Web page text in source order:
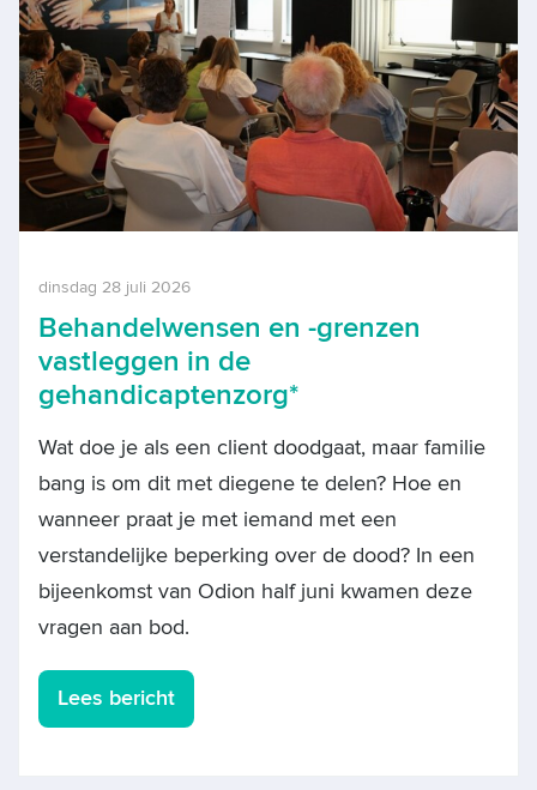
dinsdag 28 juli 2026
Behandelwensen en -grenzen
vastleggen in de
gehandicaptenzorg*
Wat doe je als een client doodgaat, maar familie
bang is om dit met diegene te delen? Hoe en
wanneer praat je met iemand met een
verstandelijke beperking over de dood? In een
bijeenkomst van Odion half juni kwamen deze
vragen aan bod.
Lees bericht